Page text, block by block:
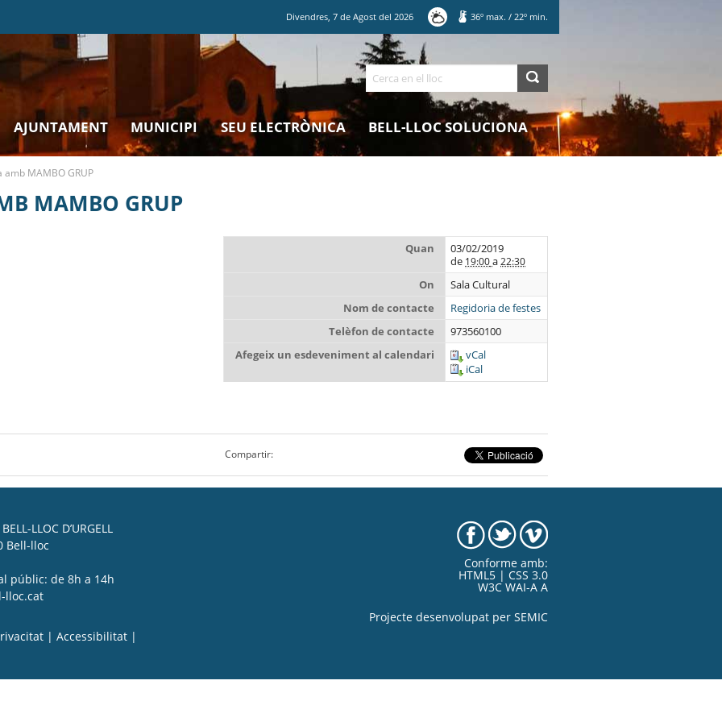
Divendres,7 deAgost del2026 36º max. / 22º min.
Cerca
AJUNTAMENT MUNICIPI SEU ELECTRÒNICA BELL-LLOC SOLUCIONA
amb MAMBO GRUP
MAMBO GRUP
Quan
03/02/2019
de 19:00 a22:30
On
Sala Cultural
Nom de contacte
Regidoria de festes
Telèfon de contacte
973560100
Afegeix un esdeveniment al calendari
vCal
iCal
Compartir:
LLOC D’URGELL
Bell-lloc
públic: de 8h a 14h
lloc.cat
| Accessibilitat |
Conforme amb:
HTML5 | CSS 3.0
W3C WAI-A A
Projecte desenvolupat per SEMIC